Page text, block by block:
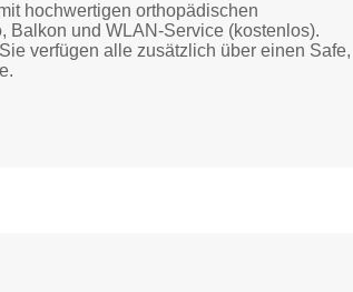
hochwertigen orthopädischen
Balkon und WLAN-Service (kostenlos).
verfügen alle zusätzlich über einen Safe,